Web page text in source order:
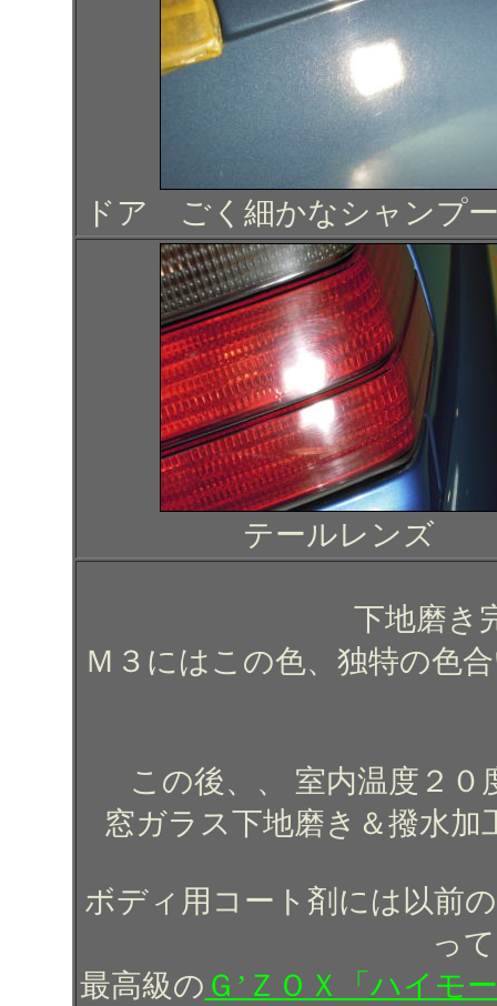
ドア ごく細かなシャンプ
テールレンズ
下地磨き
Ｍ３にはこの色、独特の色
この後、、 室内温度２
窓ガラス下地磨き＆撥水
ボディ用コート剤には以前
っ
最高級の Ｇ’ＺＯＸ「ハイモ